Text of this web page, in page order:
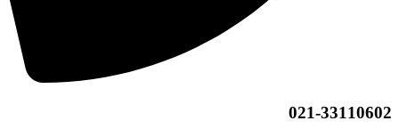
021-33110602